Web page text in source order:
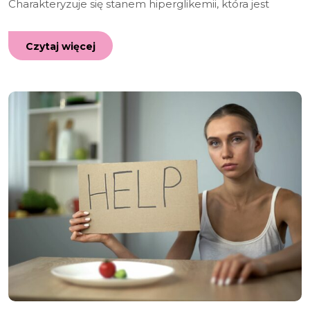
Charakteryzuje się stanem hiperglikemii, która jest
Czytaj więcej